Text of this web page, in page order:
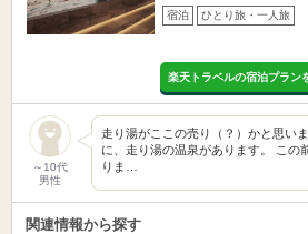
宿泊 ひとり旅・一人旅
楽天トラベルの宿泊プラン
～10代
男性
走り湯がここの売り（？）かと思い
に、走り湯の温泉があります。 この
りま…
関連情報から探す